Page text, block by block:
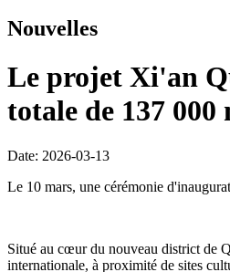
Nouvelles
Le projet Xi'an
totale de 137 000
Date: 2026-03-13
Le 10 mars, une cérémonie
Situé au cœur du nouveau district de
internationale, à proximité de sites